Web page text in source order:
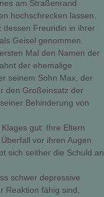
am Straßenrand
hochschrecken lassen.
dessen Freundin in ihrer
Geisel genommen.
Mal den Namen der
der ehemalige
seinem Sohn Max, der
den Großeinsatz der
Behinderung von
gut: Ihre Eltern
vor ihren Augen
sich seither die Schuld an
schwer depressive
Reaktion fähig sind,